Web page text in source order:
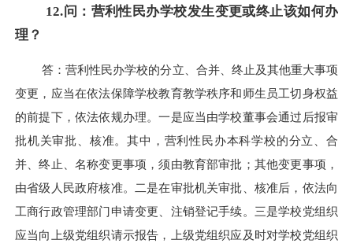
12.问：营利性民办学校发生变更或终止该如何办
理？
答：营利性民办学校的分立、合并、终止及其他重大事项
变更，应当在依法保障学校教育教学秩序和师生员工切身权益
的前提下，依法依规办理。一是应当由学校董事会通过后报审
批机关审批、核准。其中，营利性民办本科学校的分立、合
并、终止、名称变更事项，须由教育部审批；其他变更事项，
由省级人民政府核准。二是在审批机关审批、核准后，依法向
工商行政管理部门申请变更、注销登记手续。三是学校党组织
应当向上级党组织请示报告，上级党组织应及时对学校党组织